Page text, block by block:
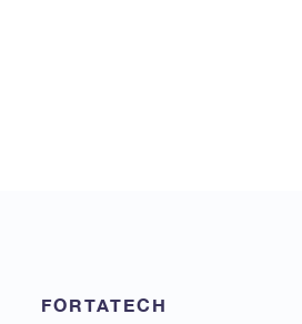
FORTATECH